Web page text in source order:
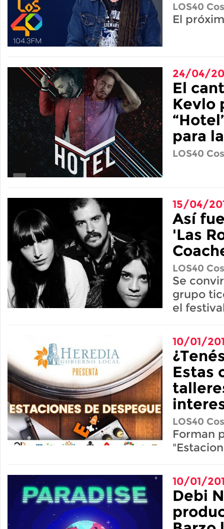
LOS40
El
24/04/
El
Kevlo
para
LOS40
15/04/
Así
'Las
LOS40
Se
grupo
el
10/01/
Estas
LOS40
Forman
10/01/
Debi